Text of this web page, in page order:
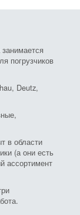
погрузчиков
Deutz,
в области
(а они есть
ассортимент